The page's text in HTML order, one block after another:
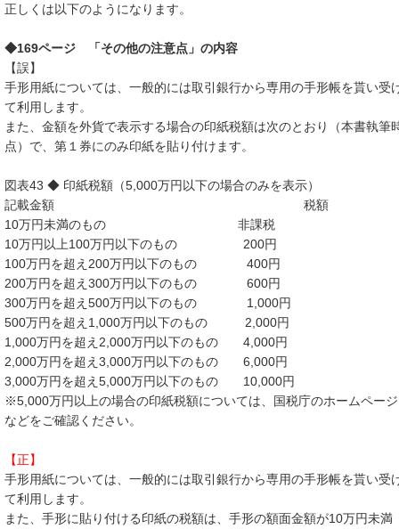
正しくは以下のようになります。
◆169ページ 「その他の注意点」の内容
【誤】
手形用紙については、一般的には取引銀行から専用の手形帳を貰い受
て利用します。
また、金額を外貨で表示する場合の印紙税額は次のとおり（本書執筆
点）で、第１券にのみ印紙を貼り付けます。
図表43 ◆ 印紙税額（5,000万円以下の場合のみを表示）
記載金額 税額
10万円未満のもの 非課税
10万円以上100万円以下のもの 200円
100万円を超え200万円以下のもの 400円
200万円を超え300万円以下のもの 600円
300万円を超え500万円以下のもの 1,000円
500万円を超え1,000万円以下のもの 2,000円
1,000万円を超え2,000万円以下のもの 4,000円
2,000万円を超え3,000万円以下のもの 6,000円
3,000万円を超え5,000万円以下のもの 10,000円
※5,000万円以上の場合の印紙税額については、国税庁のホームページ
などをご確認ください。
【正】
手形用紙については、一般的には取引銀行から専用の手形帳を貰い受
て利用します。
また、手形に貼り付ける印紙の税額は、手形の額面金額が10万円未満